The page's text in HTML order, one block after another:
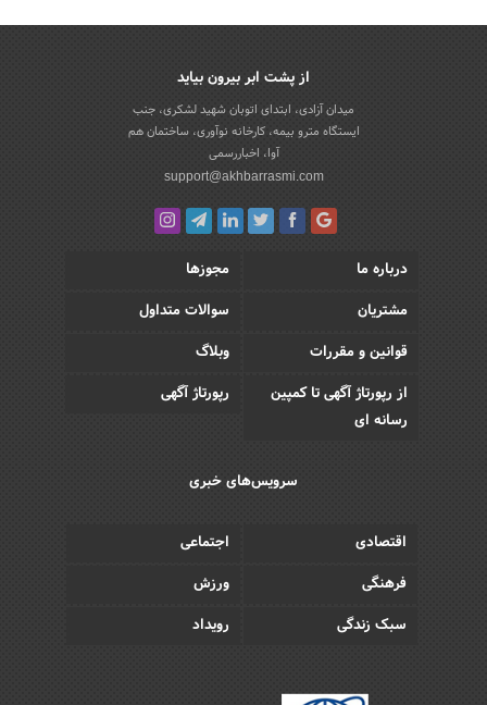
از پشت ابر بیرون بیاید
میدان آزادی، ابتدای اتوبان شهید لشکری، جنب
ایستگاه مترو بیمه، کارخانه نوآوری، ساختمان هم
آوا، اخباررسمی
support@akhbarrasmi.com
درباره ما
مجوزها
مشتریان
سوالات متداول
قوانین و مقررات
وبلاگ
از رپورتاژ آگهی تا کمپین
رسانه ای
رپورتاژ آگهی
سرویس‌های خبری
اقتصادی
اجتماعی
فرهنگی
ورزش
سبک زندگی
رویداد